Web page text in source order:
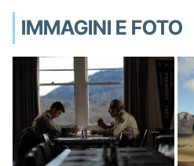
IMMAGINI E FOTO